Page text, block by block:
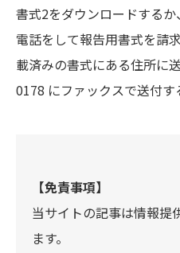
書式2をダウンロードする
電話をして報告用書式を請
載済みの書式にある住所に
0178 にファックスで送付す
【免責事項】
当サイトの記事は情報提
ます。